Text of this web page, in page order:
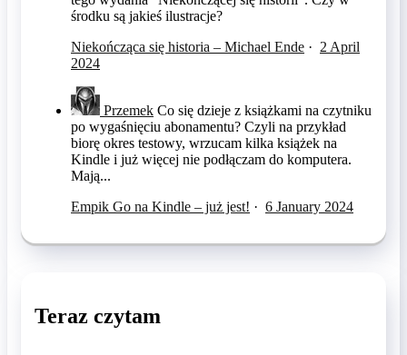
środku są jakieś ilustracje?
Niekończąca się historia – Michael Ende · 2 April
2024
Przemek Co się dzieje z książkami na czytniku
po wygaśnięciu abonamentu? Czyli na przykład
biorę okres testowy, wrzucam kilka książek na
Kindle i już więcej nie podłączam do komputera.
Mają...
Empik Go na Kindle – już jest! · 6 January 2024
Teraz czytam